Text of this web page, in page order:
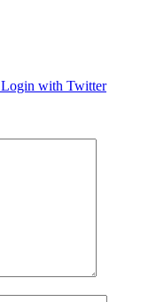
Login with Twitter